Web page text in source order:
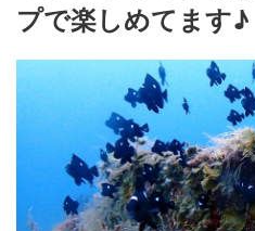
プで楽しめてます♪